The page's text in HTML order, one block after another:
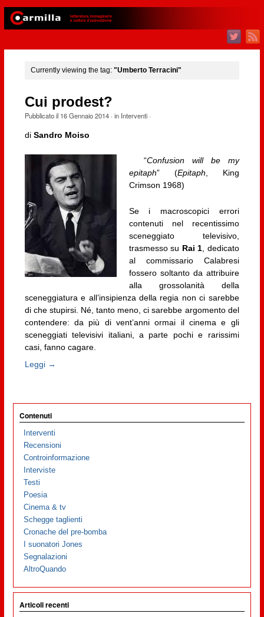
Currently viewing the tag: "Umberto Terracini"
Cui prodest?
Pubblicato il 16 Gennaio 2014· in Interventi·
di Sandro Moiso
“Confusion will be my
epitaph” (Epitaph, King
Crimson 1968)
Se i macroscopici errori
contenuti nel recentissimo
sceneggiato televisivo,
trasmesso su Rai 1 , dedicato
al commissario Calabresi
fossero soltanto da attribuire
alla grossolanità della
sceneggiatura e all’insipienza della regia non ci sarebbe
di che stupirsi. Né, tanto meno, ci sarebbe argomento del
contendere: da più di vent’anni ormai il cinema e gli
sceneggiati televisivi italiani, a parte pochi e rarissimi
casi, fanno cagare.
Leggi →
Contenuti
Interventi
Recensioni
Controinformazione
Interviste
Testi
Poesia
Cinema & tv
Schegge taglienti
Cronache del pre-bomba
I suonatori Jones
Segnalazioni
AltroQuando
Articoli recenti